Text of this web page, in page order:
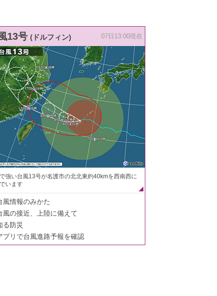
13号 (ドルフィン) 07日13:00現在
強い台風13号が名護市の北北東約40kmを西南西に
います
風情報のみかた
風の接近、上陸に備えて
る防災
プリで台風進路予報を確認